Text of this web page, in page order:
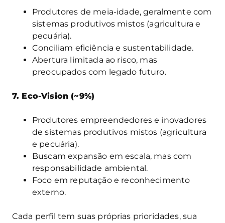
Produtores de meia-idade, geralmente com
sistemas produtivos mistos (agricultura e
pecuária).
Conciliam eficiência e sustentabilidade.
Abertura limitada ao risco, mas
preocupados com legado futuro.
7. Eco-Vision (~9%)
Produtores empreendedores e inovadores
de sistemas produtivos mistos (agricultura
e pecuária).
Buscam expansão em escala, mas com
responsabilidade ambiental.
Foco em reputação e reconhecimento
externo.
Cada perfil tem suas próprias prioridades, sua